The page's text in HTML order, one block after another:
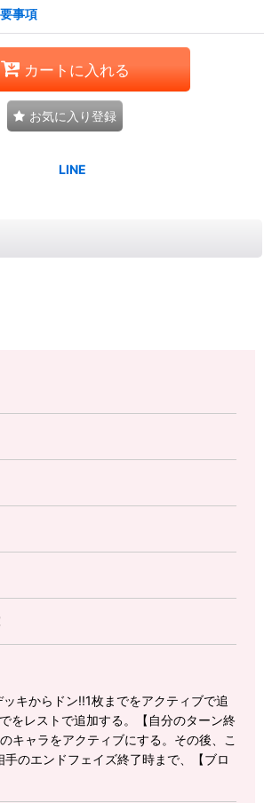
事項
カートに入れる
お気に入り登録
ッキからドン!!1枚までをアクティブで追
をレストで追加する。【自分のターン終
キャラをアクティブにする。その後、こ
のエンドフェイズ終了時まで、【ブロ